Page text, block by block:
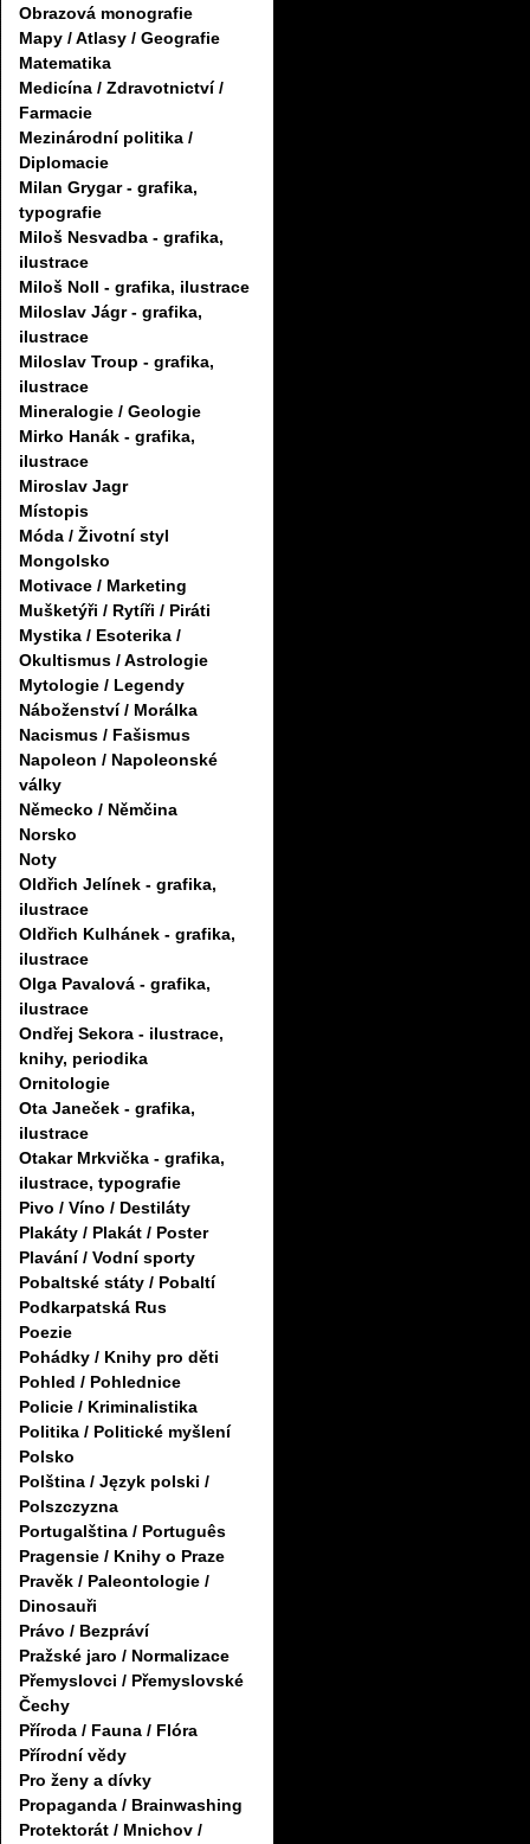
Obrazová monografie
Mapy / Atlasy / Geografie
Matematika
Medicína / Zdravotnictví /
Farmacie
Mezinárodní politika /
Diplomacie
Milan Grygar - grafika,
typografie
Miloš Nesvadba - grafika,
ilustrace
Miloš Noll - grafika, ilustrace
Miloslav Jágr - grafika,
ilustrace
Miloslav Troup - grafika,
ilustrace
Mineralogie / Geologie
Mirko Hanák - grafika,
ilustrace
Miroslav Jagr
Místopis
Móda / Životní styl
Mongolsko
Motivace / Marketing
Mušketýři / Rytíři / Piráti
Mystika / Esoterika /
Okultismus / Astrologie
Mytologie / Legendy
Náboženství / Morálka
Nacismus / Fašismus
Napoleon / Napoleonské
války
Německo / Němčina
Norsko
Noty
Oldřich Jelínek - grafika,
ilustrace
Oldřich Kulhánek - grafika,
ilustrace
Olga Pavalová - grafika,
ilustrace
Ondřej Sekora - ilustrace,
knihy, periodika
Ornitologie
Ota Janeček - grafika,
ilustrace
Otakar Mrkvička - grafika,
ilustrace, typografie
Pivo / Víno / Destiláty
Plakáty / Plakát / Poster
Plavání / Vodní sporty
Pobaltské státy / Pobaltí
Podkarpatská Rus
Poezie
Pohádky / Knihy pro děti
Pohled / Pohlednice
Policie / Kriminalistika
Politika / Politické myšlení
Polsko
Polština / Język polski /
Polszczyzna
Portugalština / Português
Pragensie / Knihy o Praze
Pravěk / Paleontologie /
Dinosauři
Právo / Bezpráví
Pražské jaro / Normalizace
Přemyslovci / Přemyslovské
Čechy
Příroda / Fauna / Flóra
Přírodní vědy
Pro ženy a dívky
Propaganda / Brainwashing
Protektorát / Mnichov /